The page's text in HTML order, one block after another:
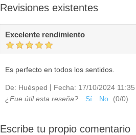
Revisiones existentes
Excelente rendimiento
Es perfecto en todos los sentidos.
De: Huésped | Fecha: 17/10/2024
¿Fue útil esta reseña?
Sí No (0/0)
Escribe tu propio comentario